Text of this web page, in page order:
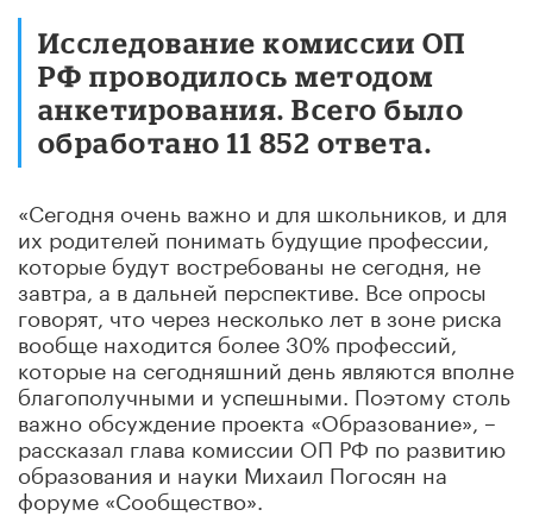
Исследование комиссии ОП
РФ проводилось методом
анкетирования. Всего было
обработано 11 852 ответа.
«Сегодня очень важно и для школьников, и для
их родителей понимать будущие профессии,
которые будут востребованы не сегодня, не
завтра, а в дальней перспективе. Все опросы
говорят, что через несколько лет в зоне риска
вообще находится более 30% профессий,
которые на сегодняшний день являются вполне
благополучными и успешными. Поэтому столь
важно обсуждение проекта «Образование», –
рассказал глава комиссии ОП РФ по развитию
образования и науки Михаил Погосян на
форуме «Сообщество».